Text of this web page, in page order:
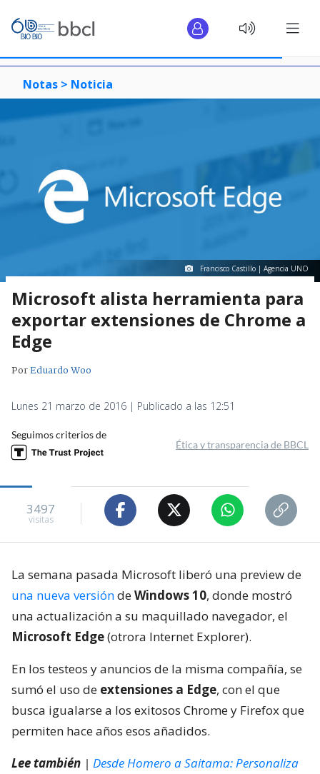
Notas > Noticia
Francisco Castillo | Agencia UNO
Microsoft alista herramienta para
exportar extensiones de Chrome a
Edge
PorEduardo Woo
Lunes 21 marzo de 2016 | Publicado a las 12:51
Seguimos criterios de
Ética y transparencia de BBCL
3497
visitas
La semana pasada Microsoft liberó una preview de
una nueva versióndeWindows 10, donde mostró
una actualización a su maquillado navegador, el
Microsoft Edge(otrora Internet Explorer).
En los testeos y anuncios de la misma compañía, se
sumó el uso de extensiones a Edge, con el que
busca igualarse a los exitosos Chrome y Firefox que
permiten hace años esos añadidos.
Lee también | Desde Homero a Saitama: Personaliza